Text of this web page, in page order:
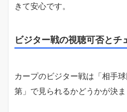
きて安心です。
ビジター戦の視聴可否とチ
カープのビジター戦は「相手
第」で見られるかどうかが決ま